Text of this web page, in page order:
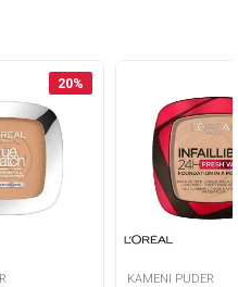
20%
KAMENI PUDER